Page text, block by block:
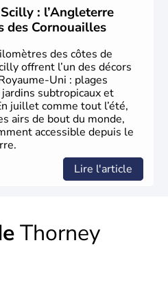
quatre nations constitutives du
de plus de 50 millions
constitue à elle seule, près de
Le pays s’est créé au
nom desAngles
terres. Première démocratie
doit son développement à
siècle.
: l’Angleterre
des Cornouailles
des côtes de
offrent l’un des décors
Uni : plages
subtropicaux et
juillet comme tout l’été,
airs de bout du monde,
accessible depuis le
Lire l'article
Thorney